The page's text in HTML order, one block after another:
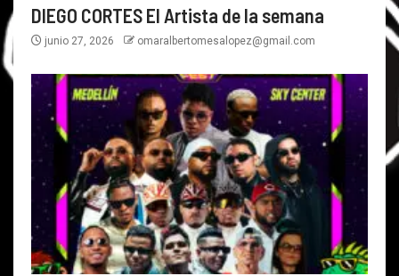
DIEGO CORTES El Artista de la semana
junio 27, 2026 omaralbertomesalopez@gmail.com